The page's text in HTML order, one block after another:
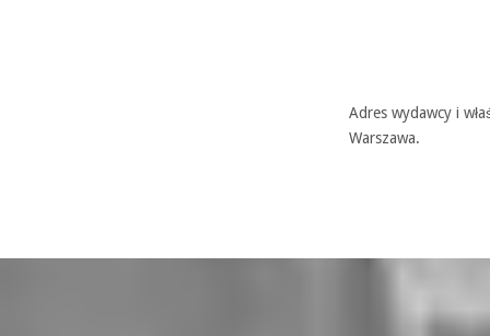
Adres wydawcy i
Warszawa.